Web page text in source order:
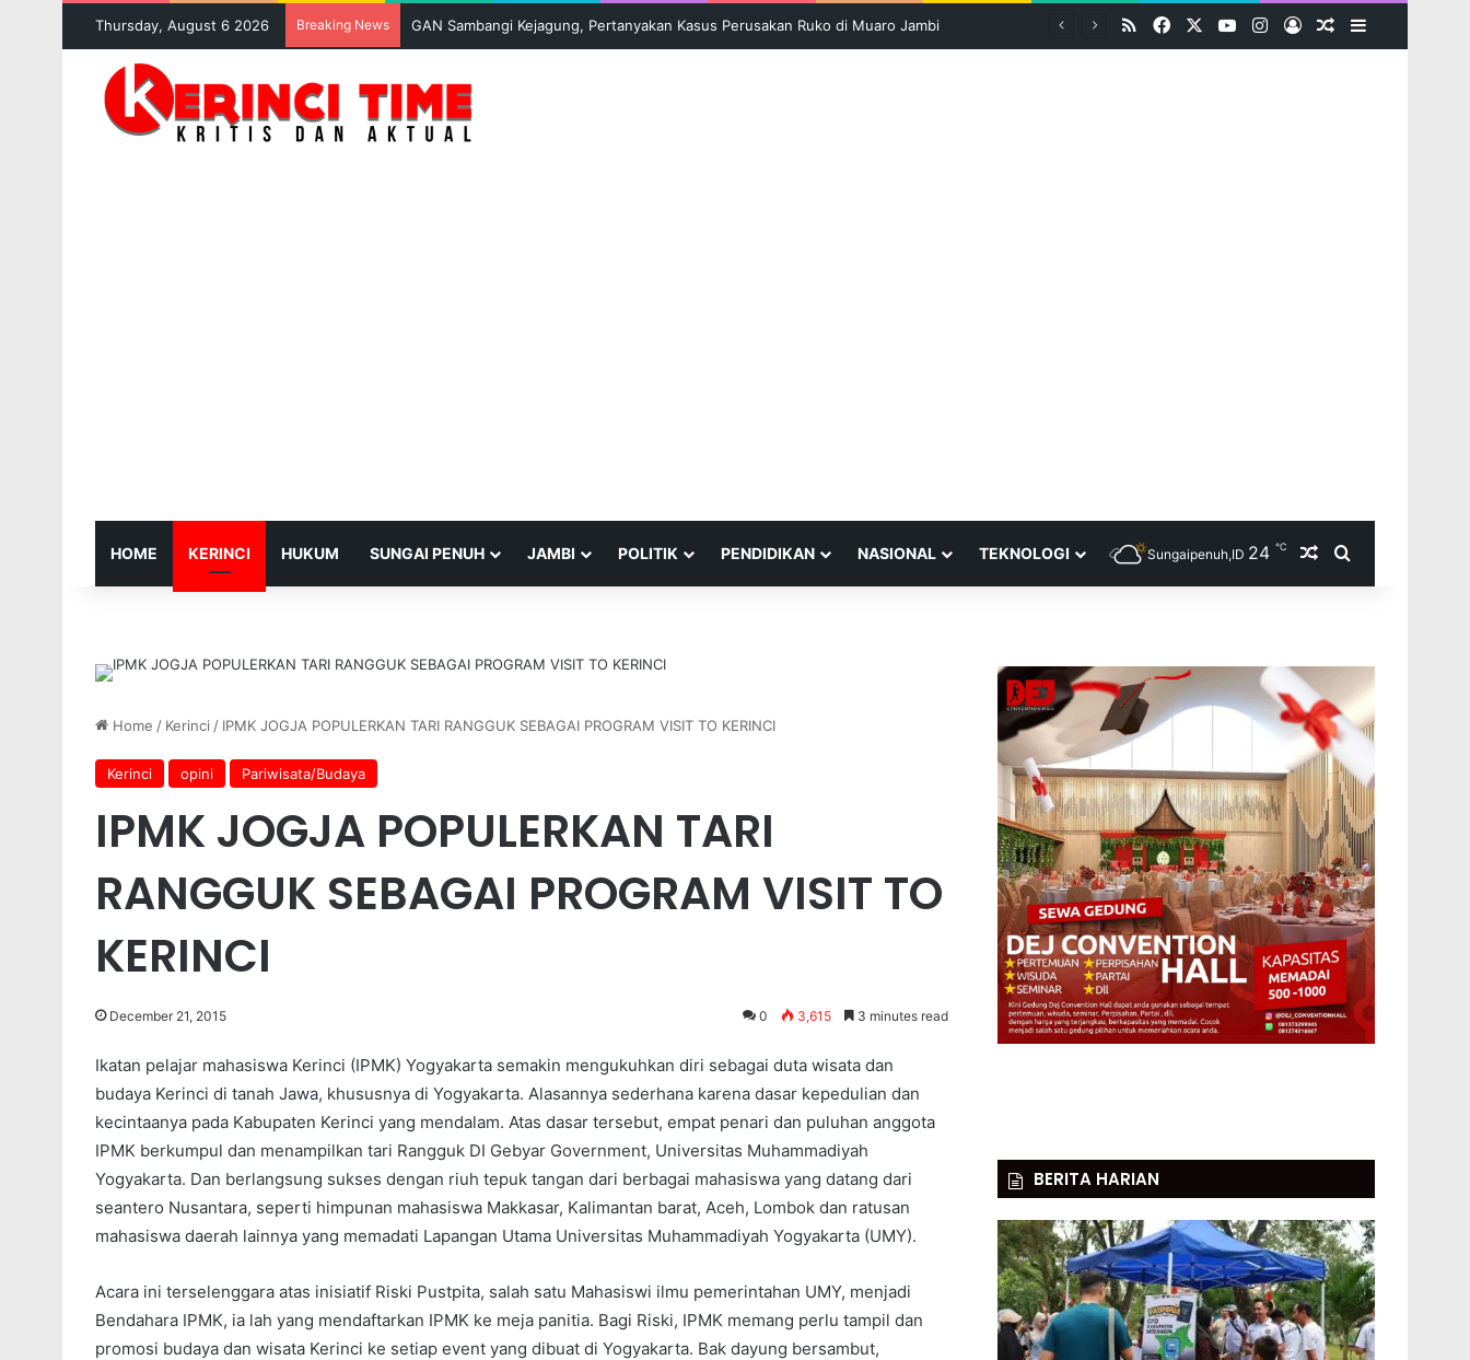
Thursday, August 6 2026 Breaking News PETI Kembali Kepung Sungai Batanghari di Tebo RSS Facebook YouTubeInstagram
Log InRandom Article
HOME KERINCI HUKUM SUNGAI PENUH JAMBI POLITIK PENDIDIKAN NASIONAL TEKNOLOGI Sungaipenuh,ID 24 ℃ Random Article
Home / Kerinci / IPMK JOGJA POPULERKAN TARI RANGGUK SEBAGAI PROGRAM VISIT TO KERINCI
Kerinci opini Pariwisata/Budaya
IPMK JOGJA POPULERKAN TARI
RANGGUK SEBAGAI PROGRAM VISIT TO
KERINCI
December 21, 2015 0 3,615 3 minutes read
Ikatan pelajar mahasiswa Kerinci (IPMK) Yogyakarta semakin mengukuhkan diri sebagai duta wisata dan
budaya Kerinci di tanah Jawa, khususnya di Yogyakarta. Alasannya sederhana karena dasar kepedulian dan
kecintaanya pada Kabupaten Kerinci yang mendalam. Atas dasar tersebut, empat penari dan puluhan anggota
IPMK berkumpul dan menampilkan tari Rangguk DI Gebyar Government, Universitas Muhammadiyah
Yogyakarta. Dan berlangsung sukses dengan riuh tepuk tangan dari berbagai mahasiswa yang datang dari
seantero Nusantara, seperti himpunan mahasiswa Makkasar, Kalimantan barat, Aceh, Lombok dan ratusan
mahasiswa daerah lainnya yang memadati Lapangan Utama Universitas Muhammadiyah Yogyakarta (UMY).
Acara ini terselenggara atas inisiatif Riski Pustpita, salah satu Mahasiswi ilmu pemerintahan UMY, menjadi
Bendahara IPMK, ia lah yang mendaftarkan IPMK ke meja panitia. Bagi Riski, IPMK memang perlu tampil dan
promosi budaya dan wisata Kerinci ke setiap event yang dibuat di Yogyakarta. Bak dayung bersambut,
BERITA HARIAN